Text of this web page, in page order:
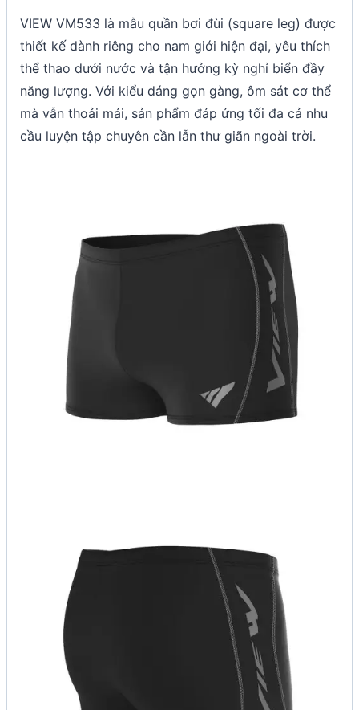
VIEW VM533 là mẫu quần bơi đùi (square leg) được
thiết kế dành riêng cho nam giới hiện đại, yêu thích
thể thao dưới nước và tận hưởng kỳ nghỉ biển đầy
năng lượng. Với kiểu dáng gọn gàng, ôm sát cơ thể
mà vẫn thoải mái, sản phẩm đáp ứng tối đa cả nhu
cầu luyện tập chuyên cần lẫn thư giãn ngoài trời.